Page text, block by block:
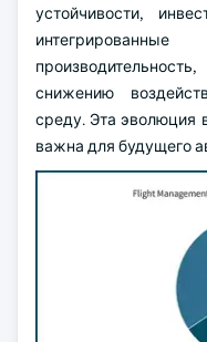
устойчивости,
снижению
среду. Эта эволюция
важна для будущего